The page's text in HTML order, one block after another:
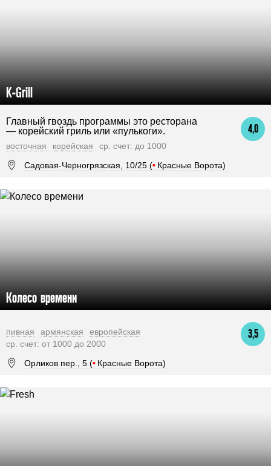
K-Grill
4,0
Главный гвоздь программы это ресторана
— корейский гриль или «пулькоги».
восточная корейская
ср. счет: до 1000
Садовая-Черногрязская, 10/25 (• Красные Ворота)
Колесо времени
3,5
пивная армянская
европейская
ср. счет: от 1000 до 2000
Орликов пер., 5 (• Красные Ворота)